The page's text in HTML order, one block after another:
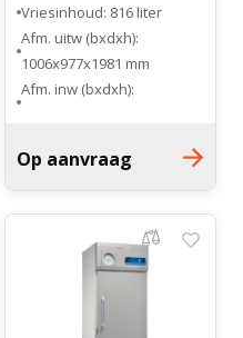
Vriesinhoud: 816 liter
Afm. uitw (bxdxh):
1006x977x1981 mm
Afm. inw (bxdxh):
Aantal cryoboxen 5 cm: 600
stuks
Op aanvraag